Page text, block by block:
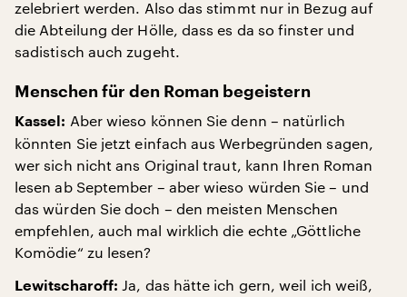
zelebriert werden. Also das stimmt nur in Bezug auf
die Abteilung der Hölle, dass es da so finster und
sadistisch auch zugeht.
Menschen für den Roman begeistern
Kassel: Aber wieso können Sie denn – natürlich
könnten Sie jetzt einfach aus Werbegründen sagen,
wer sich nicht ans Original traut, kann Ihren Roman
lesen ab September – aber wieso würden Sie – und
das würden Sie doch – den meisten Menschen
empfehlen, auch mal wirklich die echte „Göttliche
Komödie“ zu lesen?
Lewitscharoff: Ja, das hätte ich gern, weil ich weiß,